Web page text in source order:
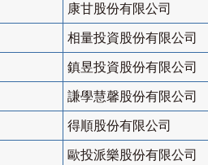
康甘股份有限公司
相量投資股份有限公司
鎮昱投資股份有限公司
謙學慧馨股份有限公司
得順股份有限公司
歐投派樂股份有限公司